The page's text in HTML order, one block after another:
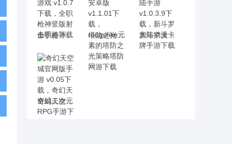
全职枪神游戏 v1.0.7下载，全职枪神竖版射击手游下载 塔防之光安卓版 v1.1.01下载，rougelike元素的塔防之光策略塔防网游下载 新斗罗大陆手游 v1.0.3.9下载，新斗罗大陆动漫卡牌手游下载
奇幻天空城官网版手游 v0.05下载，奇幻天空城二次元RPG手游下载